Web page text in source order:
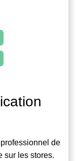
de
sur les stores.